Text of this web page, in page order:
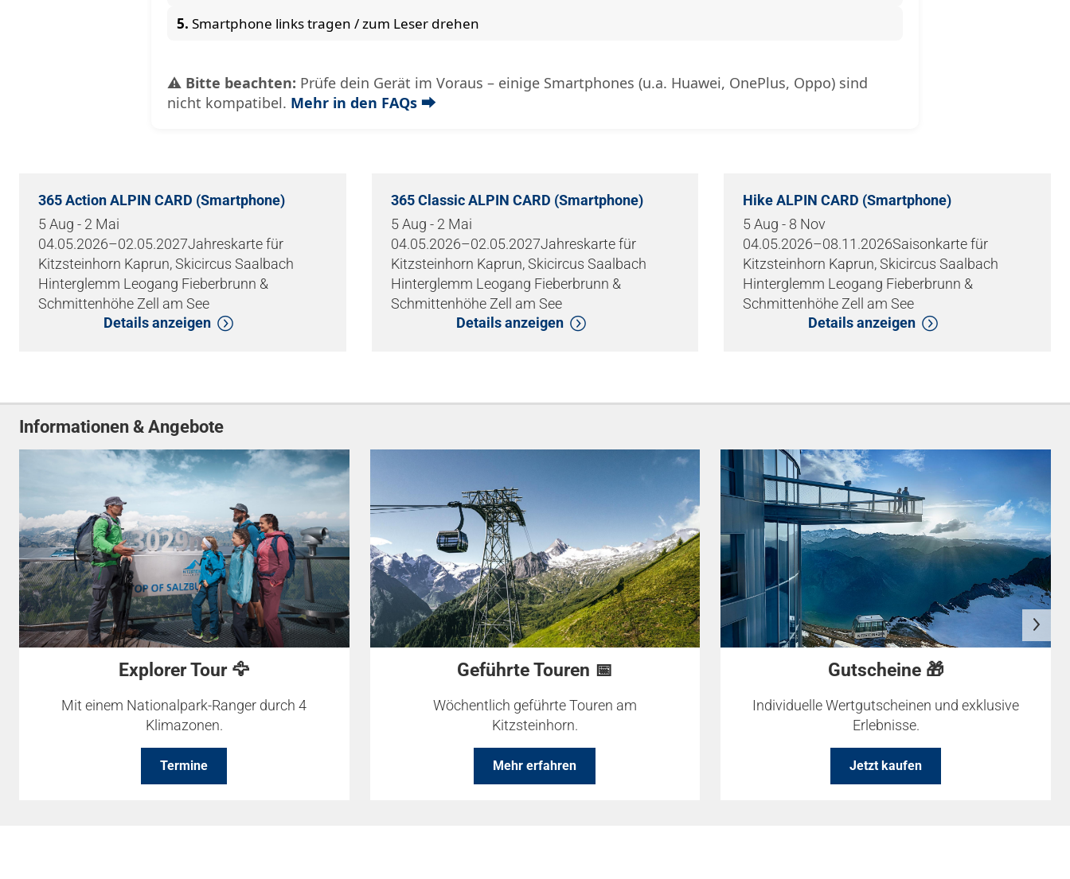
5. Smartphone links tragen / zum Leser drehen
⚠️ Bitte beachten: Prüfe dein Gerät im Voraus – einige Smartphones (u.a. Huawei, OnePlus, Oppo) sind
nicht kompatibel. Mehr in den FAQs ⮕
365 Action ALPIN CARD (Smartphone)
5 Aug - 2 Mai
04.05.2026–02.05.2027Jahreskarte für
Kitzsteinhorn Kaprun, Skicircus Saalbach
Hinterglemm Leogang Fieberbrunn &
Schmittenhöhe Zell am See
Details anzeigen
365 Classic ALPIN CARD (Smartphone)
5 Aug - 2 Mai
04.05.2026–02.05.2027Jahreskarte für
Kitzsteinhorn Kaprun, Skicircus Saalbach
Hinterglemm Leogang Fieberbrunn &
Schmittenhöhe Zell am See
Details anzeigen
Hike ALPIN CARD (Smartphone)
5 Aug - 8 Nov
04.05.2026–08.11.2026Saisonkarte für
Kitzsteinhorn Kaprun, Skicircus Saalbach
Hinterglemm Leogang Fieberbrunn &
Schmittenhöhe Zell am See
Details anzeigen
Informationen & Angebote
Explorer Tour 🦅
Mit einem Nationalpark-Ranger durch 4
Klimazonen.
Termine
Geführte Touren 📅
Wöchentlich geführte Touren am
Kitzsteinhorn.
Mehr erfahren
Gutscheine 🎁
Individuelle Wertgutscheinen und exklusive
Erlebnisse.
Jetzt kaufen